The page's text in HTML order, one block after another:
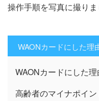
操作手順を写真に撮り
WAONカードにした理
WAONカードにした理
高齢者のマイナポイ